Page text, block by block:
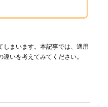
まいます。本記事では、適用
いを考えてみてください。